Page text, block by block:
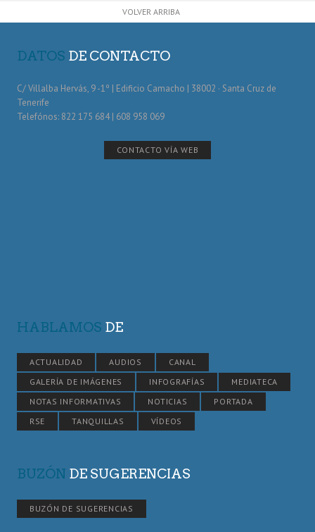
VOLVER ARRIBA
DATOS DE CONTACTO
C/ Villalba Hervás, 9 -1º | Edificio Camacho | 38002 · Santa Cruz de
Tenerife
Telefónos: 822 175 684 | 608 958 069
CONTACTO VÍA WEB
HABLAMOS DE
ACTUALIDAD AUDIOS
CANAL
GALERÍA DE IMÁGENES
INFOGRAFÍAS
MEDIATECA
NOTAS INFORMATIVAS
NOTICIAS
PORTADA
RSE
TANQUILLAS VÍDEOS
BUZÓN DE SUGERENCIAS
BUZÓN DE SUGERENCIAS